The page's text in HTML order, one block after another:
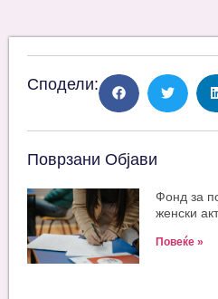
Сподели:
Поврзани Објави
Фонд за
женски
Повеќе »